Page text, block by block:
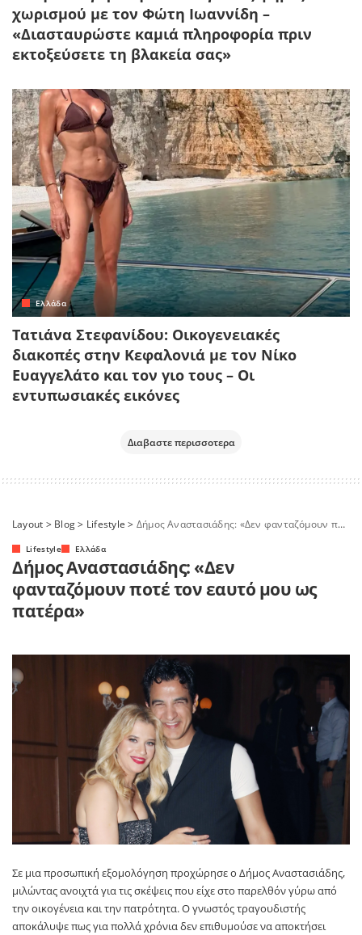
χωρισμού με τον Φώτη Ιωαννίδη –
«Διασταυρώστε καμιά πληροφορία πριν
εκτοξεύσετε τη βλακεία σας»
Ελλάδα
Τατιάνα Στεφανίδου: Οικογενειακές
διακοπές στην Κεφαλονιά με τον Νίκο
Ευαγγελάτο και τον γιο τους – Οι
εντυπωσιακές εικόνες
Διαβαστε περισσοτερα
Layout > Blog> Lifestyle > Δήμος Αναστασιάδης: «Δεν φανταζόμουν ποτέ τον εαυτό μου ως πατέρα»
Lifestyle Ελλάδα
Δήμος Αναστασιάδης: «Δεν
φανταζόμουν ποτέ τον εαυτό μου ως
πατέρα»
Σε μια προσωπική εξομολόγηση προχώρησε ο Δήμος Αναστασιάδης,
μιλώντας ανοιχτά για τις σκέψεις που είχε στο παρελθόν γύρω από
την οικογένεια και την πατρότητα. Ο γνωστός τραγουδιστής
αποκάλυψε πως για πολλά χρόνια δεν επιθυμούσε να αποκτήσει